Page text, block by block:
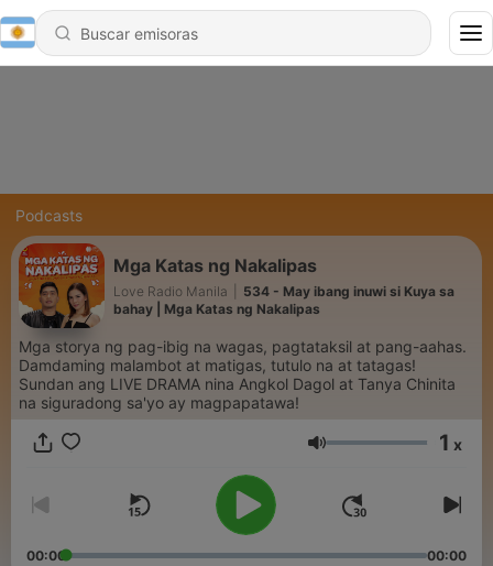
Podcasts
Mga Katas ng Nakalipas
Love Radio Manila
534 - May ibang inuwi si Kuya sa
bahay | Mga Katas ng Nakalipas
Mga storya ng pag-ibig na wagas, pagtataksil at pang-aahas.
Damdaming malambot at matigas, tutulo na at tatagas!
Sundan ang LIVE DRAMA nina Angkol Dagol at Tanya Chinita
na siguradong sa'yo ay magpapatawa!
Volumen 1 x
00:00 00:00